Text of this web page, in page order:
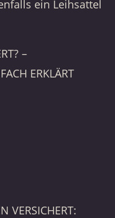
ein Leihsattel
–
ERKLÄRT
VERSICHERT: